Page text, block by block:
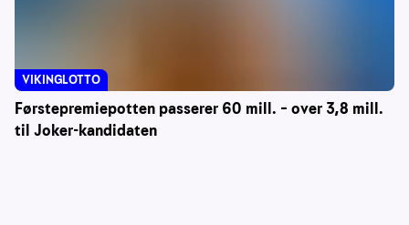
Førstepremiepotten passerer 60 mill. – over 3,8 mill.
til Joker-kandidaten
VIKINGLOTTO